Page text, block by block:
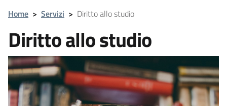
Home > Servizi > Diritto allo studio
Diritto allo studio